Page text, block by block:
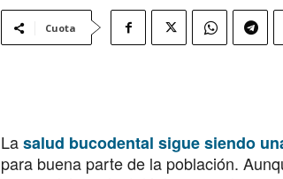
Cuota
Lasalud bucodental sigue siendo
para buena parte de la población.